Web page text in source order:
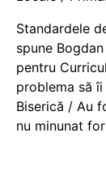
Standardele
spune
pentru
problema să
Biserică / Au
nu minunat